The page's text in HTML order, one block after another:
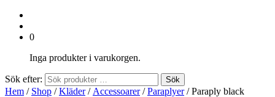
0
Inga produkter i varukorgen.
Sök efter: Sök
Hem / Shop /Kläder/ Accessoarer/Paraplyer/ Paraply black